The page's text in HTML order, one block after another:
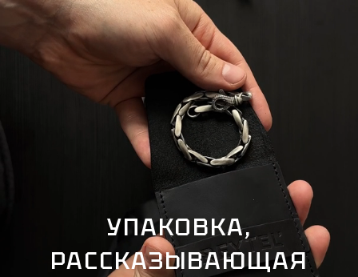
УПАКОВКА,
РАССКАЗЫВАЮЩАЯ